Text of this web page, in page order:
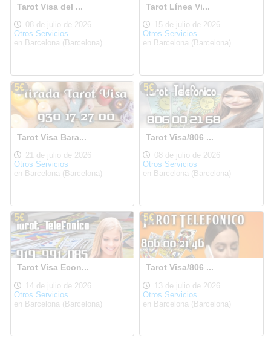
Tarot Visa del ...
08 de julio de 2026
Otros Servicios
en Barcelona (Barcelona)
Tarot Línea Vi...
15 de julio de 2026
Otros Servicios
en Barcelona (Barcelona)
5€
Tarot Visa Bara...
21 de julio de 2026
Otros Servicios
en Barcelona (Barcelona)
5€
Tarot Visa/806 ...
08 de julio de 2026
Otros Servicios
en Barcelona (Barcelona)
5€
Tarot Visa Econ...
14 de julio de 2026
Otros Servicios
en Barcelona (Barcelona)
5€
Tarot Visa/806 ...
13 de julio de 2026
Otros Servicios
en Barcelona (Barcelona)